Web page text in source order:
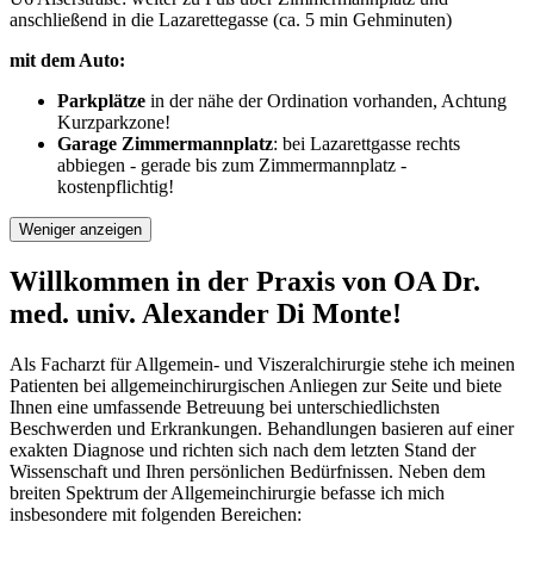
anschließend in die Lazarettegasse (ca. 5 min Gehminuten)
mit dem Auto:
Parkplätze in der nähe der Ordination vorhanden, Achtung
Kurzparkzone!
Garage Zimmermannplatz: bei Lazarettgasse rechts
abbiegen - gerade bis zum Zimmermannplatz -
kostenpflichtig!
Weniger anzeigen
Willkommen in der Praxis von OA Dr.
med. univ. Alexander Di Monte!
Als Facharzt für Allgemein- und Viszeralchirurgie stehe ich meinen
Patienten bei allgemeinchirurgischen Anliegen zur Seite und biete
Ihnen eine umfassende Betreuung bei unterschiedlichsten
Beschwerden und Erkrankungen. Behandlungen basieren auf einer
exakten Diagnose und richten sich nach dem letzten Stand der
Wissenschaft und Ihren persönlichen Bedürfnissen. Neben dem
breiten Spektrum der Allgemeinchirurgie befasse ich mich
insbesondere mit folgenden Bereichen: